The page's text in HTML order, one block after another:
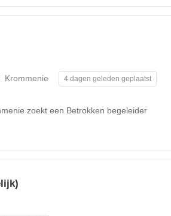
Krommenie 4 dagen geleden geplaatst
zoekt een Betrokken begeleider